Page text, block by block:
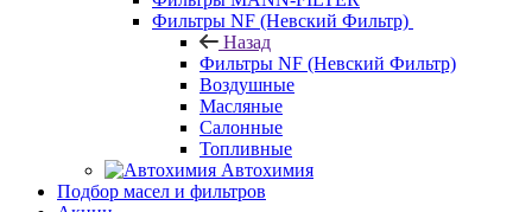
Фильтры NF (Невский Фильтр)
Назад
Фильтры NF (Невский Фильтр)
Воздушные
Масляные
Салонные
Топливные
Автохимия
Подбор масел и фильтров